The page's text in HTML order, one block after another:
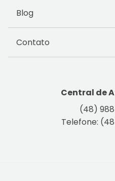
Blog
Contato
Central de
(48)
Telefone: